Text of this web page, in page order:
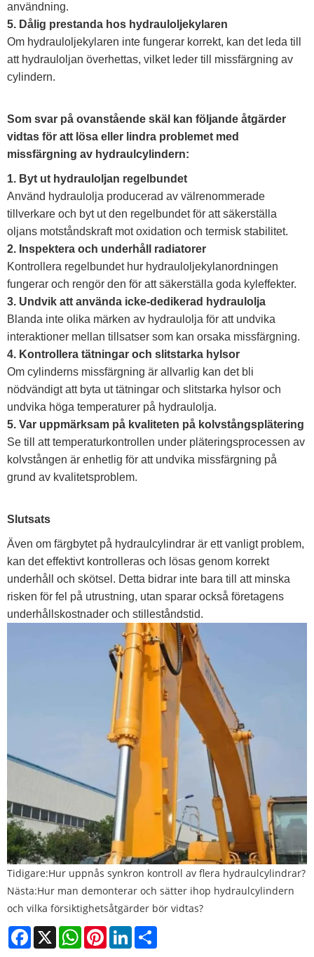
användning.
5. Dålig prestanda hos hydrauloljekylaren
Om hydrauloljekylaren inte fungerar korrekt, kan det leda till
att hydrauloljan överhettas, vilket leder till missfärgning av
cylindern.
Som svar på ovanstående skäl kan följande åtgärder
vidtas för att lösa eller lindra problemet med
missfärgning av hydraulcylindern:
1. Byt ut hydrauloljan regelbundet
Använd hydraulolja producerad av välrenommerade
tillverkare och byt ut den regelbundet för att säkerställa
oljans motståndskraft mot oxidation och termisk stabilitet.
2. Inspektera och underhåll radiatorer
Kontrollera regelbundet hur hydrauloljekylanordningen
fungerar och rengör den för att säkerställa goda kyleffekter.
3. Undvik att använda icke-dedikerad hydraulolja
Blanda inte olika märken av hydraulolja för att undvika
interaktioner mellan tillsatser som kan orsaka missfärgning.
4. Kontrollera tätningar och slitstarka hylsor
Om cylinderns missfärgning är allvarlig kan det bli
nödvändigt att byta ut tätningar och slitstarka hylsor och
undvika höga temperaturer på hydraulolja.
5. Var uppmärksam på kvaliteten på kolvstångsplätering
Se till att temperaturkontrollen under pläteringsprocessen av
kolvstången är enhetlig för att undvika missfärgning på
grund av kvalitetsproblem.
Slutsats
Även om färgbytet på hydraulcylindrar är ett vanligt problem,
kan det effektivt kontrolleras och lösas genom korrekt
underhåll och skötsel. Detta bidrar inte bara till att minska
risken för fel på utrustning, utan sparar också företagens
underhållskostnader och stilleståndstid.
Tidigare:Hur uppnås synkron kontroll av flera hydraulcylindrar?
Nästa:Hur man demonterar och sätter ihop hydraulcylindern
och vilka försiktighetsåtgärder bör vidtas?
Facebook
X WhatsAppPinterestLinkedIn